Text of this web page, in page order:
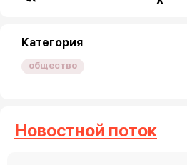
Категория
общество
Новостной поток